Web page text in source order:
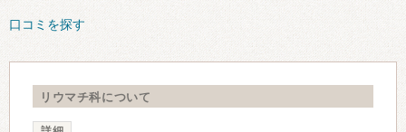
口コミを探す
リウマチ科について